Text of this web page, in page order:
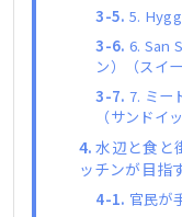
5.
6. San
ン）（スイ
7. ミー
（サンドイッ
水辺と食と
ッチンが目指
官民が